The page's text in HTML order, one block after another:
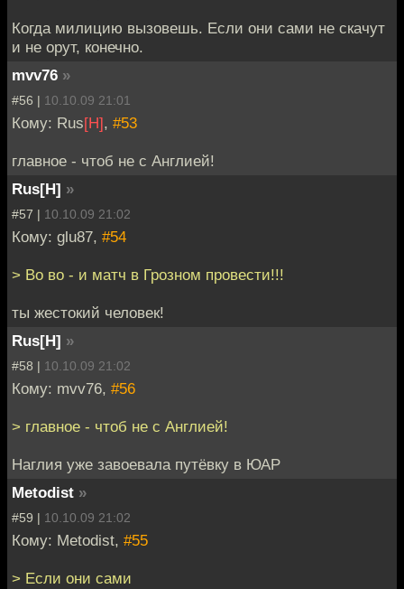
Когда милицию вызовешь. Если они сами не скачут
и не орут, конечно.
mvv76 »
#56 | 10.10.09 21:01
Кому: Rus[H], #53
главное - чтоб не с Англией!
Rus[H] »
#57 | 10.10.09 21:02
Кому: glu87, #54
> Во во - и матч в Грозном провести!!!
ты жестокий человек!
Rus[H] »
#58 | 10.10.09 21:02
Кому: mvv76, #56
> главное - чтоб не с Англией!
Наглия уже завоевала путёвку в ЮАР
Metodist »
#59 | 10.10.09 21:02
Кому: Metodist, #55
> Если они сами